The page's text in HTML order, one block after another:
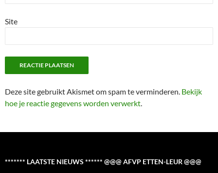
Site
Deze site gebruikt Akismet om spam te verminderen. Bekijk
hoe je reactie gegevens worden verwerkt.
******* LAATSTE NIEUWS ****** @@@ AFVP ETTEN-LEUR @@@